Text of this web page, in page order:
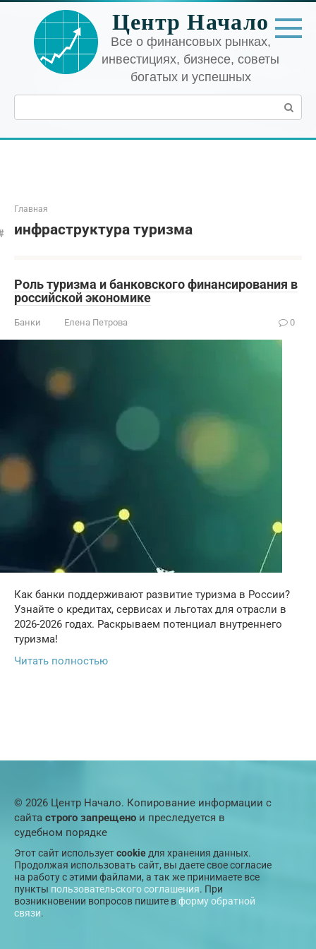
Перейти
контенту
Центр Начало
Все о финансовых рынках,
инвестициях, бизнесе, советы
богатых и успешных
Поиск:
Главная
инфраструктура туризма
Роль туризма и банковского финансирования в
российской экономике
Банки Елена Петрова 0
Как банки поддерживают развитие туризма в России?
Узнайте о кредитах, сервисах и льготах для отрасли в
2026-2026 годах. Раскрываем потенциал внутреннего
туризма!
Читать полностью
© 2026 Центр Начало. Копирование информации с
сайта строго запрещено и преследуется в
судебном порядке
Этот сайт используетcookie для хранения данных.
Продолжая использовать сайт, вы даете свое согласие
на работу с этими файлами, а так же принимаете все
пункты пользовательского соглашения. При
возникновении вопросов пишите вформу обратной
связи.